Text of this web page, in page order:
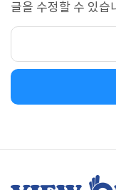
글을 수정할 수 있습